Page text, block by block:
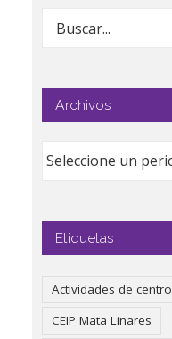
Buscar:
Archivos
Etiquetas
Actividades de centro
CEIP Mata Linares